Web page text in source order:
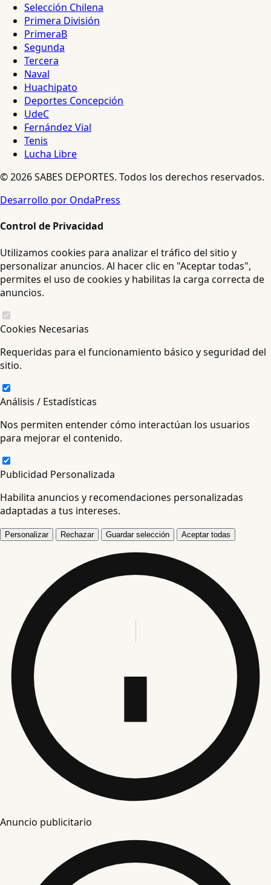
Selección Chilena
Primera División
PrimeraB
Segunda
Tercera
Naval
Huachipato
Deportes Concepción
UdeC
Fernández Vial
Tenis
Lucha Libre
© 2026 SABES DEPORTES. Todos los derechos reservados.
Desarrollo por OndaPress
Control de Privacidad
Utilizamos cookies para analizar el tráfico del sitio y
personalizar anuncios. Al hacer clic en "Aceptar todas",
permites el uso de cookies y habilitas la carga correcta de
anuncios.
Cookies Necesarias
Requeridas para el funcionamiento básico y seguridad del
sitio.
Análisis / Estadísticas
Nos permiten entender cómo interactúan los usuarios
para mejorar el contenido.
Publicidad Personalizada
Habilita anuncios y recomendaciones personalizadas
adaptadas a tus intereses.
Personalizar Rechazar Guardar selección Aceptar todas
Anuncio publicitario